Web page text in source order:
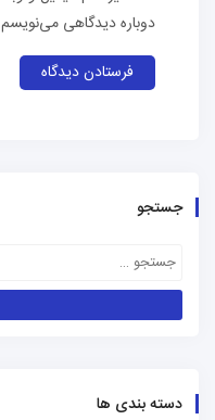
دوباره دیدگاهی
جستجو
دسته بندی ها